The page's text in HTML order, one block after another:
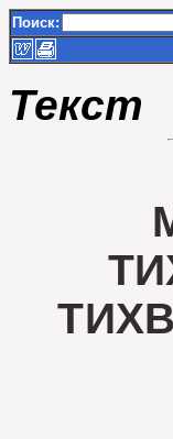
Поиск:
Текст